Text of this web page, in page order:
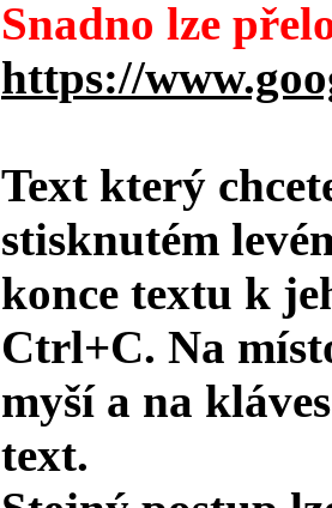
Snadno lze
https://
Text který
stisknutém
konce textu k
Ctrl+C. Na
myší a na
text.